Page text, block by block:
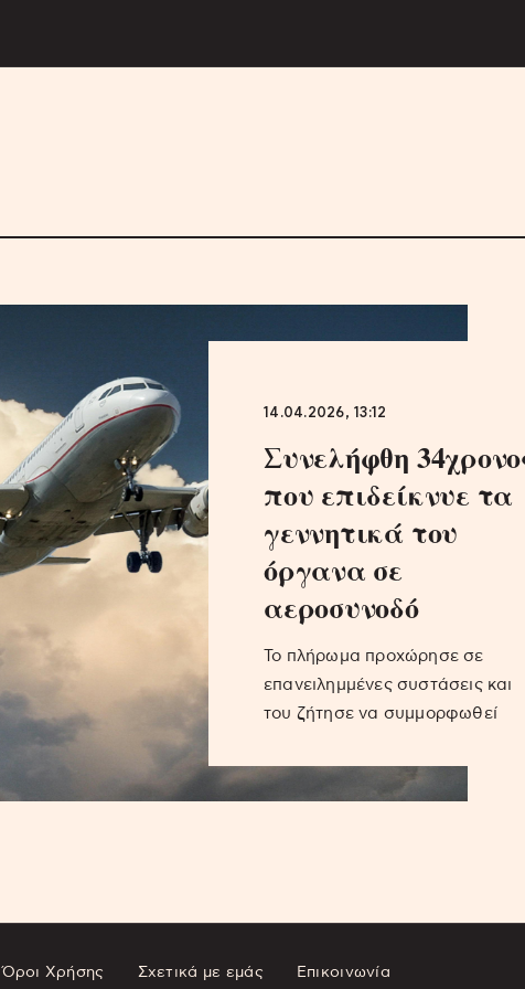
14.04.2026, 13:12
Συνελήφθη
που επιδείκνυε τα
γεννητικά του
όργανα σε
αεροσυνοδό
Το πλήρωμα προχώρησε σε
επανειλημμένες συστάσεις και
του ζήτησε να συμμορφωθεί
Όροι Χρήσης Σχετικά με εμάς Επικοινωνία